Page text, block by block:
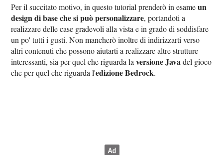
Per il succitato motivo, in questo tutorial prenderò in esameun
design di base che si può personalizzare, portandoti a
realizzare delle case gradevoli alla vista e in grado di soddisfare
un po' tutti i gusti. Non mancherò inoltre di indirizzarti verso
altri contenuti che possono aiutarti a realizzare altre strutture
interessanti, sia per quel che riguarda laversione Javadel gioco
che per quel che riguarda l'edizione Bedrock.